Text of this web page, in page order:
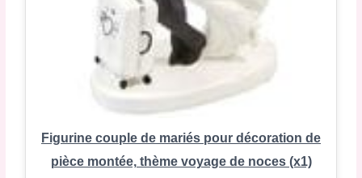
Figurine couple de mariés pour décoration de
pièce montée, thème voyage de noces (x1)